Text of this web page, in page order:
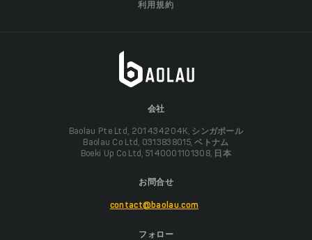
利用規約
会社
Baolau Pte Ltd, 201434204K, シンガポール
Baolau Co Ltd, 0313838015, ベトナム
Boeki Up Co Ltd, 5140001101308, 日本
お問合せ
contact@baolau.com
フォロー